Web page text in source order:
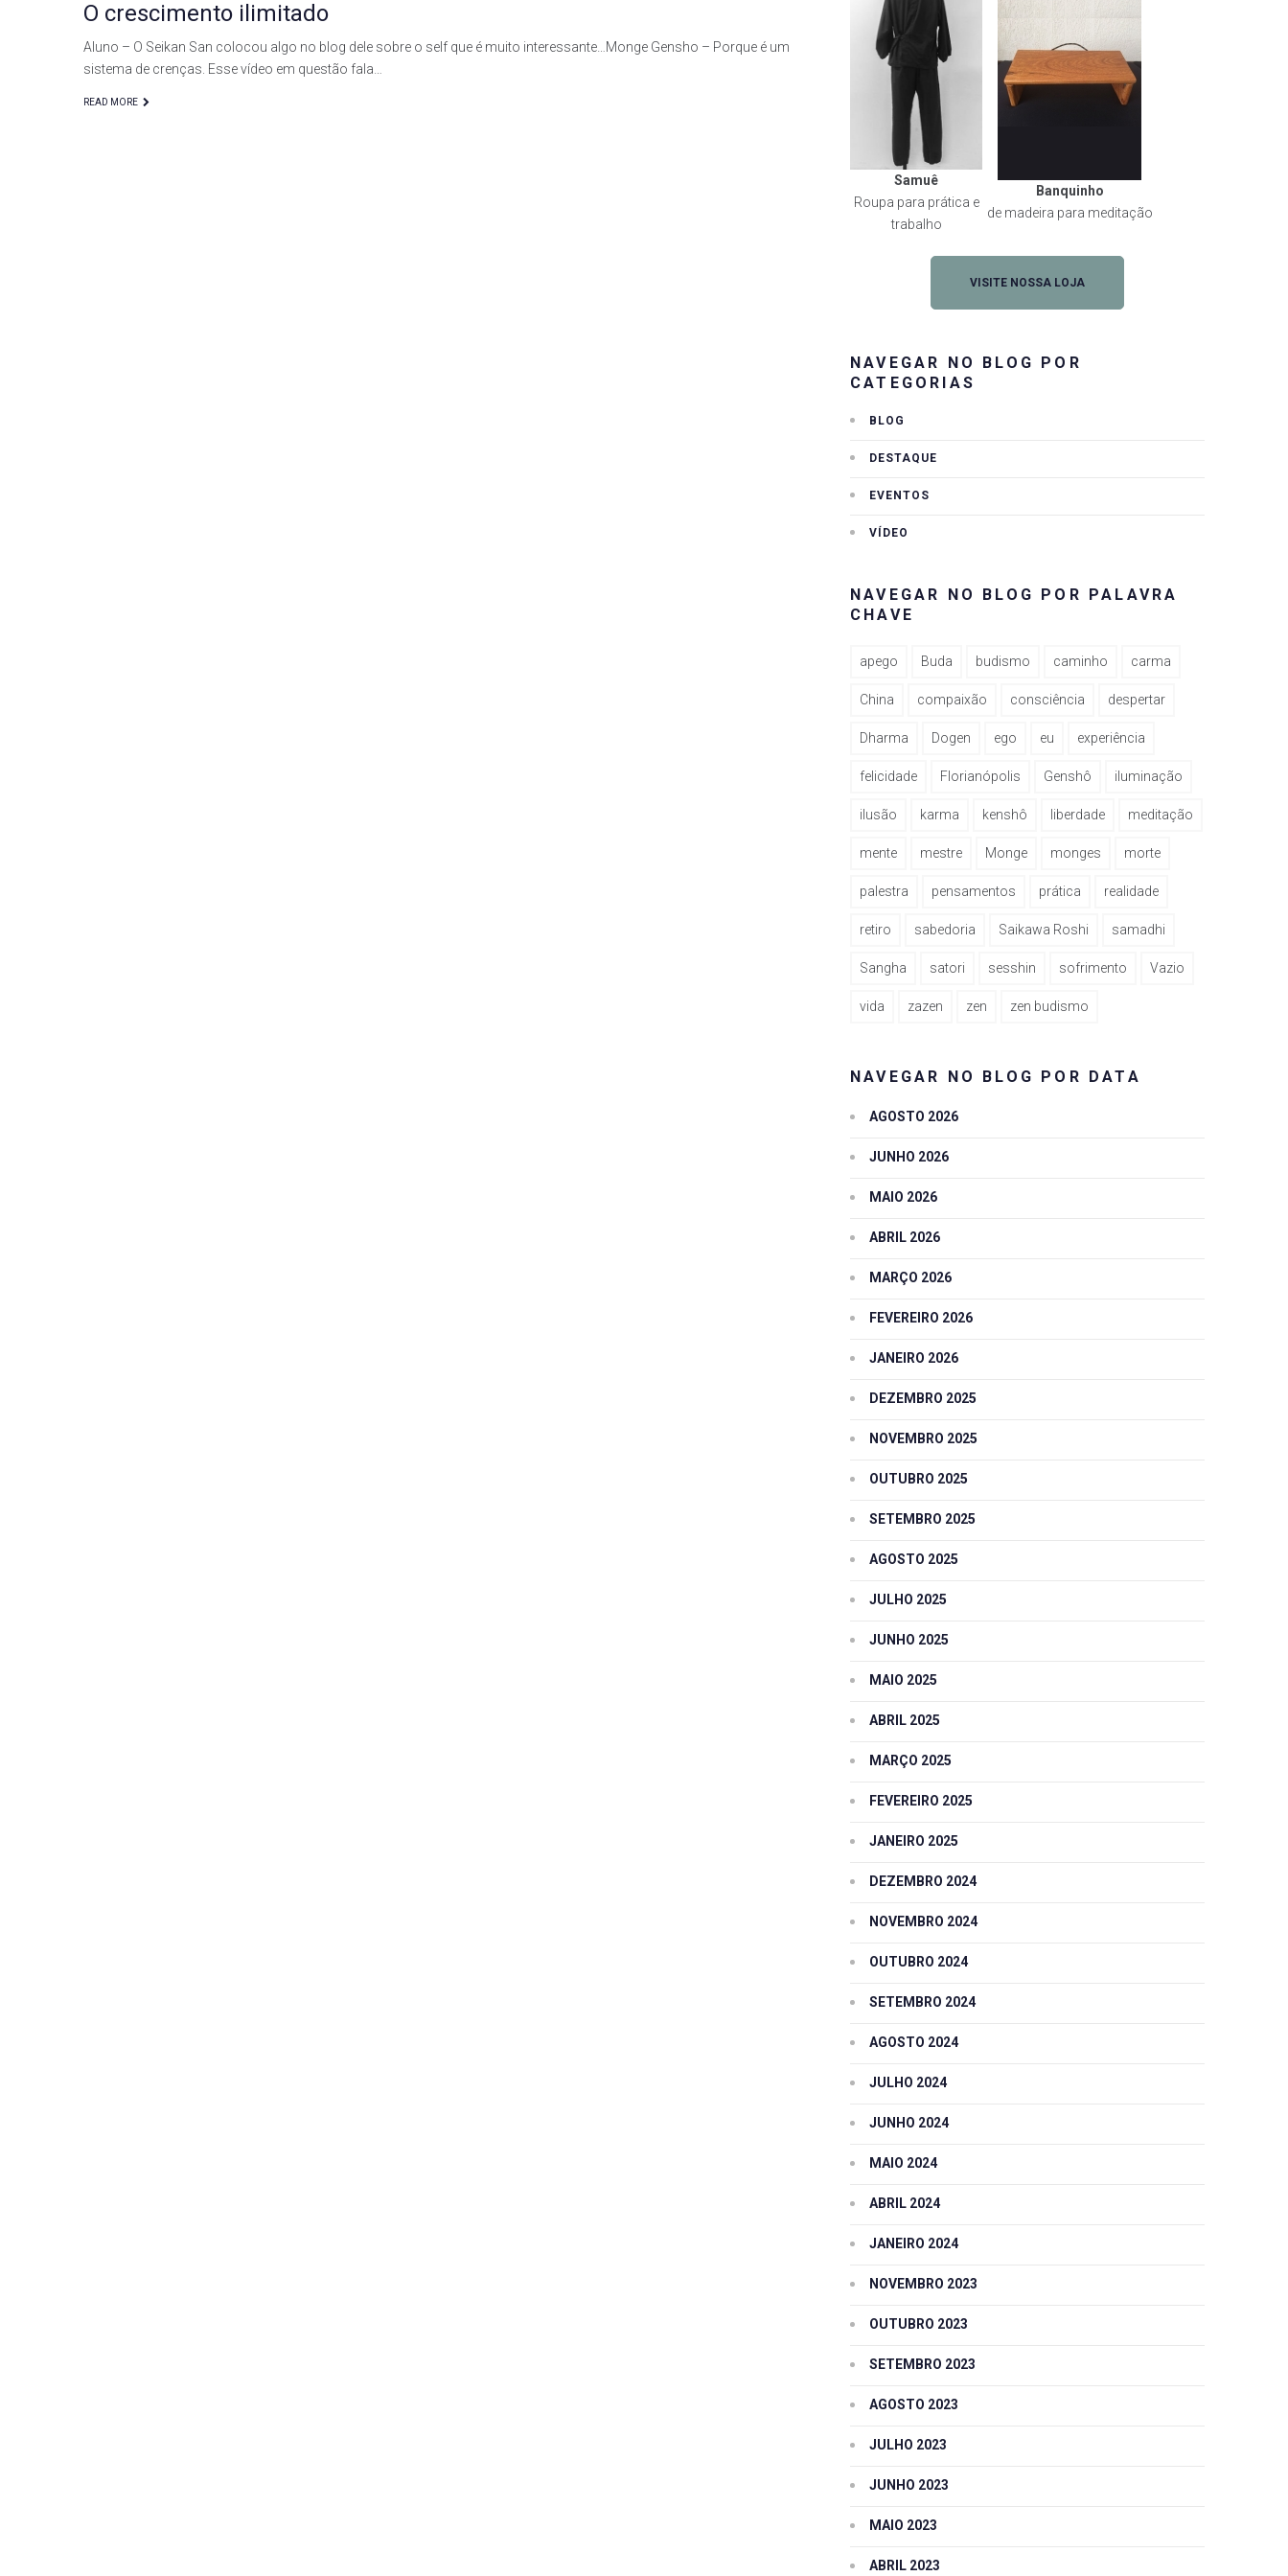
O crescimento ilimitado
Aluno – O Seikan San colocou algo no blog dele sobre o self que é muito interessante…Monge Gensho – Porque é um
sistema de crenças. Esse vídeo em questão fala…
READ MORE
Samuê
Roupa para prática e
trabalho
Banquinho
de madeira para meditação
VISITE NOSSA LOJA
NAVEGAR NO BLOG POR
CATEGORIAS
BLOG
DESTAQUE
EVENTOS
VÍDEO
NAVEGAR NO BLOG POR PALAVRA
CHAVE
apego Buda budismo caminho carma
China compaixão consciência despertar
Dharma Dogen ego eu experiência
felicidade Florianópolis Genshô iluminação
ilusão karma kenshô liberdade meditação
mente mestre Monge monges morte
palestra pensamentos prática realidade
retiro sabedoria Saikawa Roshi samadhi
Sangha satori sesshin sofrimento Vazio
vida zazen zen zen budismo
NAVEGAR NO BLOG POR DATA
AGOSTO 2026
JUNHO 2026
MAIO 2026
ABRIL 2026
MARÇO 2026
FEVEREIRO 2026
JANEIRO 2026
DEZEMBRO 2025
NOVEMBRO 2025
OUTUBRO 2025
SETEMBRO 2025
AGOSTO 2025
JULHO 2025
JUNHO 2025
MAIO 2025
ABRIL 2025
MARÇO 2025
FEVEREIRO 2025
JANEIRO 2025
DEZEMBRO 2024
NOVEMBRO 2024
OUTUBRO 2024
SETEMBRO 2024
AGOSTO 2024
JULHO 2024
JUNHO 2024
MAIO 2024
ABRIL 2024
JANEIRO 2024
NOVEMBRO 2023
OUTUBRO 2023
SETEMBRO 2023
AGOSTO 2023
JULHO 2023
JUNHO 2023
MAIO 2023
ABRIL 2023